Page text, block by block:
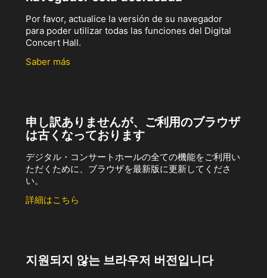
Por favor, actualice la versión de su navegador
para poder utilizar todas las funciones del Digital
Concert Hall.
Saber más
申し訳ありませんが、ご利用のブラウザ
は古くなっております
デジタル・コンサートホールの全ての機能をご利用い
ただくために、ブラウザを最新版に更新してくださ
い。
詳細はこちら
지원되지 않는 브라우저 버전입니다